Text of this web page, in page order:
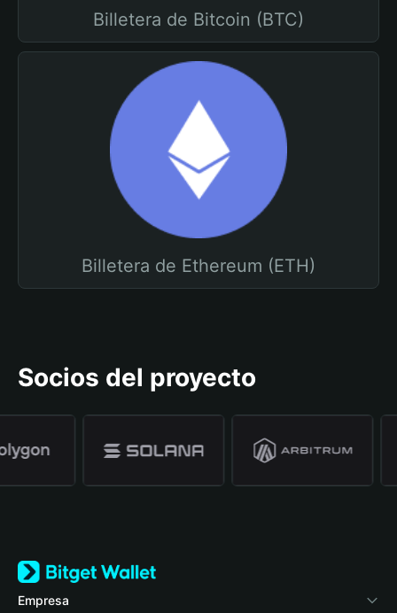
Billetera de Bitcoin (BTC)
Billetera de Ethereum (ETH)
Socios del proyecto
Empresa